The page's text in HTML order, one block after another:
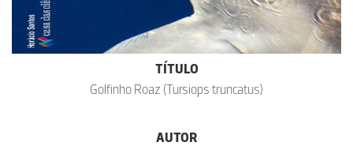
TÍTULO
Golfinho Roaz (Tursiops truncatus)
AUTOR